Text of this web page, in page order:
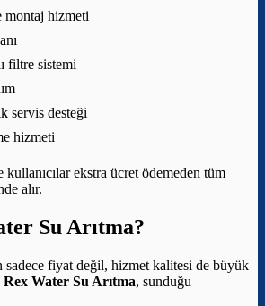
hizmeti
filtre sistemi
servis desteği
hizmeti
ekstra ücret ödemeden tüm
alır.
Su Arıtma?
sadece fiyat değil, hizmet kalitesi de büyük
Rex Water Su Arıtma, sunduğu